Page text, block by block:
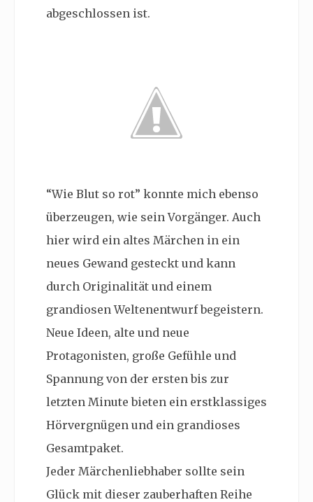
abgeschlossen ist.
“Wie Blut so rot” konnte mich ebenso
überzeugen, wie sein Vorgänger. Auch
hier wird ein altes Märchen in ein
neues Gewand gesteckt und kann
durch Originalität und einem
grandiosen Weltenentwurf begeistern.
Neue Ideen, alte und neue
Protagonisten, große Gefühle und
Spannung von der ersten bis zur
letzten Minute bieten ein erstklassiges
Hörvergnügen und ein grandioses
Gesamtpaket.
Jeder Märchenliebhaber sollte sein
Glück mit dieser zauberhaften Reihe